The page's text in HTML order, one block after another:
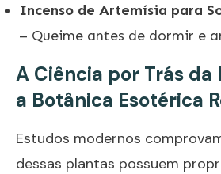
Incenso de Artemísia para
– Queime antes de dormir e
A Ciência por Trás da
a Botânica Esotérica
Estudos modernos
dessas plantas possuem